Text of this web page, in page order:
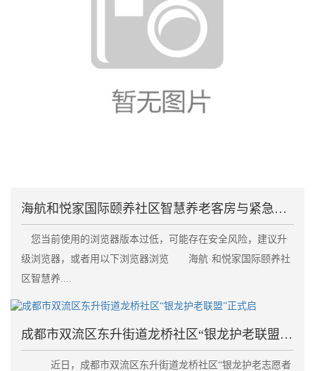
海航和悦家国际颐养社区智慧养老客房与紧急呼叫系统失
您当前使用的浏览器版本过低，可能存在安全风险，建议升
级浏览器，或者用以下浏览器浏览 海航·和悦家国际颐养社
区智慧养....
成都市双流区东升街道龙桥社区“银龙护老联盟”正式启
近日，成都市双流区东升街道龙桥社区“银龙护老志愿者